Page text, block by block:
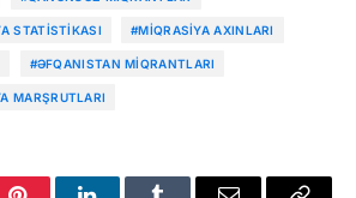
STATISTIKASI #MIQRASIYA AXINLARI
#ƏFQANISTAN MIQRANTLARI
MARŞRUTLARI